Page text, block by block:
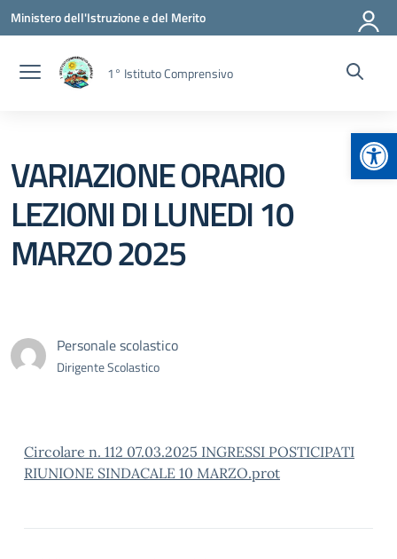
Vai ai contenuti
Vai al menu di navigazione
Vai al footer
Ministero dell'Istruzione e del Merito
1° Istituto Comprensivo
VARIAZIONE ORARIO
LEZIONI DI LUNEDI 10
MARZO 2025
Personale scolastico
Dirigente Scolastico
Circolare n. 112 07.03.2025 INGRESSI POSTICIPATI
RIUNIONE SINDACALE 10 MARZO.prot